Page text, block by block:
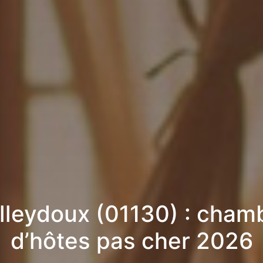
(01130) :
d’hôtes pas cher 2026